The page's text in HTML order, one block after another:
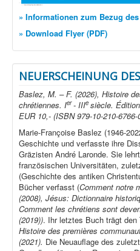
» Informationen zum Bezug
» Download Flyer (PDF)
NEUERSCHEINUNG
Baslez, M. – F. (2026), Histoire
chrétiennes. Ier- IIIe siècle.
EUR 10,- (ISBN 979-10-210-6766-
Marie-Françoise Baslez (1946-
Geschichte und verfasste ihre
Gräzisten André Laronde. Sie
französischen Universitäten,
(Geschichte des antiken
Bücher verfasst (Comment notre
(2008), Jésus: Dictionnaire
Comment les chrétiens sont
(2019)). Ihr letztes Buch trägt den
Histoire des premières
(2021). Die Neuauflage des